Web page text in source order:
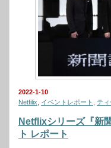
2022-1-10
Netfilix
イベントレポート ティ
Netflixシリーズ『新
ト レポート